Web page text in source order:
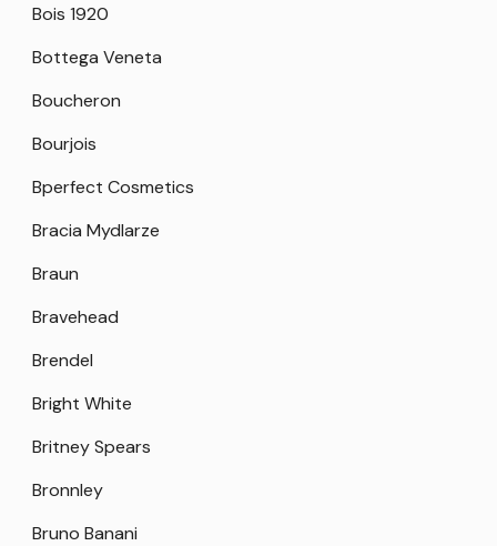
Bois 1920
Bottega Veneta
Boucheron
Bourjois
Bperfect Cosmetics
Bracia Mydlarze
Braun
Bravehead
Brendel
Bright White
Britney Spears
Bronnley
Bruno Banani